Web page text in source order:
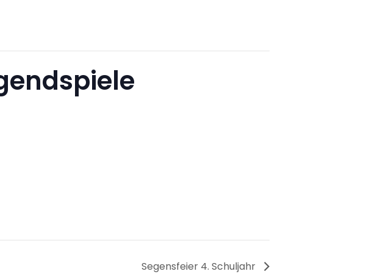
Segensfeier 4. Schuljahr